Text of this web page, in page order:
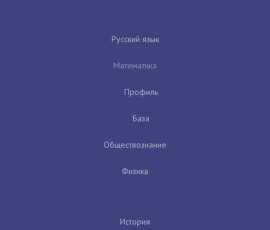
Русский язык
Математика
Профиль
База
Обществознание
Физика
История